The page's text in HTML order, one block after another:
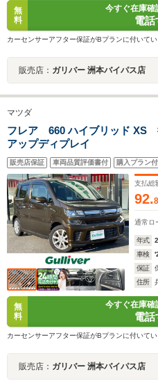
無
料
今すぐ在庫確
電話
カーセンサーアフター保証がBプランに付いて
販売店： ガリバー 洲本バイパス店
マツダ
フレア 660 ハイブリッド XS
アップディプレイ
販売店保証 車両品質評価書付 購入プラン付
支払総
92.8
通常ロ
年式
車検
保証
住所
無
料
今すぐ在庫確
電話
カーセンサーアフター保証がBプランに付いて
販売店： ガリバー 洲本バイパス店